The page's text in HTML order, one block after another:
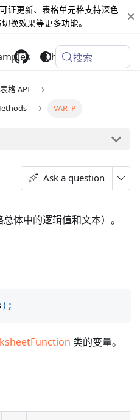
证更新、表格单元格支持深色
换效果等更多功能。
Changelog
搜索
格 API
VAR_P
Ask a question
体中的逻辑值和文本）。
) ;
类的变量。